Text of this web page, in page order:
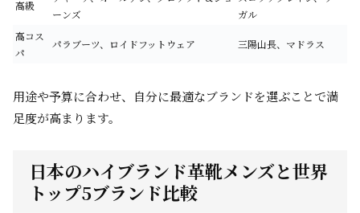
高級
ーンズ
ガル
高コス
パ
パラブーツ、ロイドフットウェア 三陽山長、マドラス
用途や予算に合わせ、自分に最適なブランドを選ぶことで満
足度が高まります。
日本のハイブランド革靴メンズと世界
トップ5ブランド比較